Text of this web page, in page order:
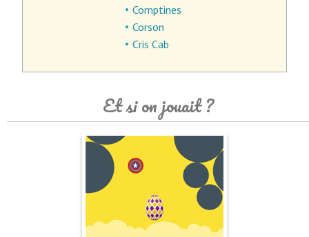
Comptines
Corson
Cris Cab
Et si on jouait ?